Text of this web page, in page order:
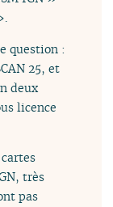
question :
25, et
deux
licence
très
pas